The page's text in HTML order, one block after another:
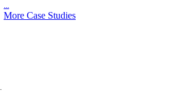
...
More Case Studies